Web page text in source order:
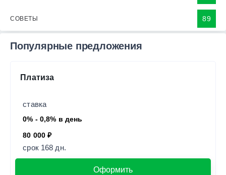
СОВЕТЫ 89
Популярные предложения
Платиза
ставка
0% - 0,8% в день
80 000 ₽
срок 168 дн.
Оформить